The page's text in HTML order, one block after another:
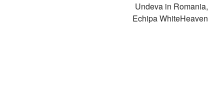
Undeva in Romania,
Echipa WhiteHeaven